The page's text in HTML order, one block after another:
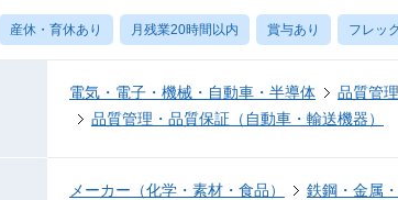
産休・育休あり 月残業20時間以内 賞与あり フレッ
電気・電子・機械・自動車・半導体
品質管
品質管理・品質保証（自動車・輸送機器）
メーカー（化学・素材・食品） 鉄鋼・金属